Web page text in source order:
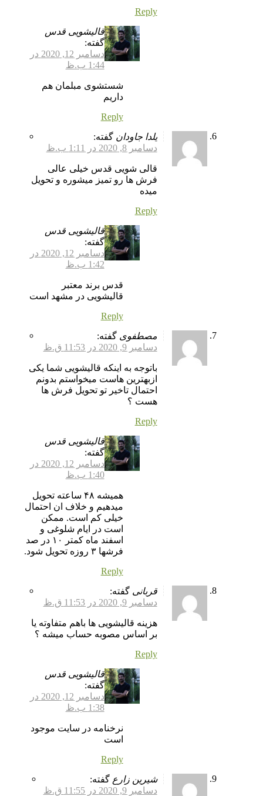
Reply
قالیشویی قدس
گفته:
دسامبر 12, 2020 در
1:44 ب.ظ
شستشوی مبلمان هم
داریم
Reply
یلدا جاودان گفته:
دسامبر 8, 2020 در 1:11 ب.ظ
قالی شویی قدس خیلی عالی
فرش ها رو تمیز میشوره و تحویل
میده
Reply
قالیشویی قدس
گفته:
دسامبر 12, 2020 در
1:42 ب.ظ
قدس برند معتبر
قالیشویی در مشهد است
Reply
مصطفوی گفته:
دسامبر 9, 2020 در 11:53 ق.ظ
باتوجه به اینکه قالیشویی شما یکی
ازبهترین هاست میخواستم بدونم
احتمال تاخیر تو تحویل فرش ها
هست ؟
Reply
قالیشویی قدس
گفته:
دسامبر 12, 2020 در
1:40 ب.ظ
همیشه ۴۸ ساعته تحویل
میدهیم و خلاف ان احتمال
خیلی کم است. ممکن
است در ایام شلوغی و
اسفند ماه کمتر ۱۰ در صد
فرشها ۳ روزه تحویل شود.
Reply
قربانی گفته:
دسامبر 9, 2020 در 11:53 ق.ظ
هزینه قالیشویی ها باهم متفاوته یا
بر اساس مصوبه حساب میشه ؟
Reply
قالیشویی قدس
گفته:
دسامبر 12, 2020 در
1:38 ب.ظ
نرخنامه در سایت موجود
است
Reply
شیرین زارع گفته:
دسامبر 9, 2020 در 11:55 ق.ظ